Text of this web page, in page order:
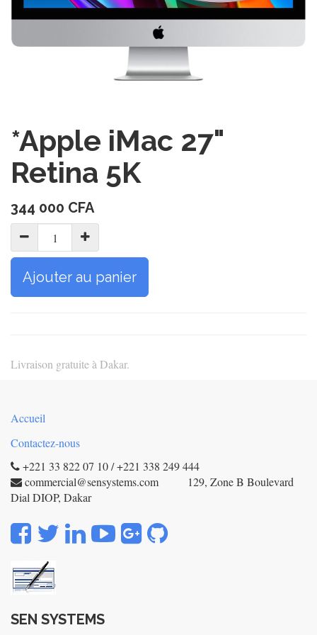
*Apple iMac 27"
Retina 5K
344 000 CFA
Ajouter au panier
Livraison gratuite à Dakar.
Accueil
Contactez-nous
+221 33 822 07 10 / +221 338 249 444
commercial@sensystems.com 129, Zone B Boulevard
Dial DIOP, Dakar
SEN SYSTEMS